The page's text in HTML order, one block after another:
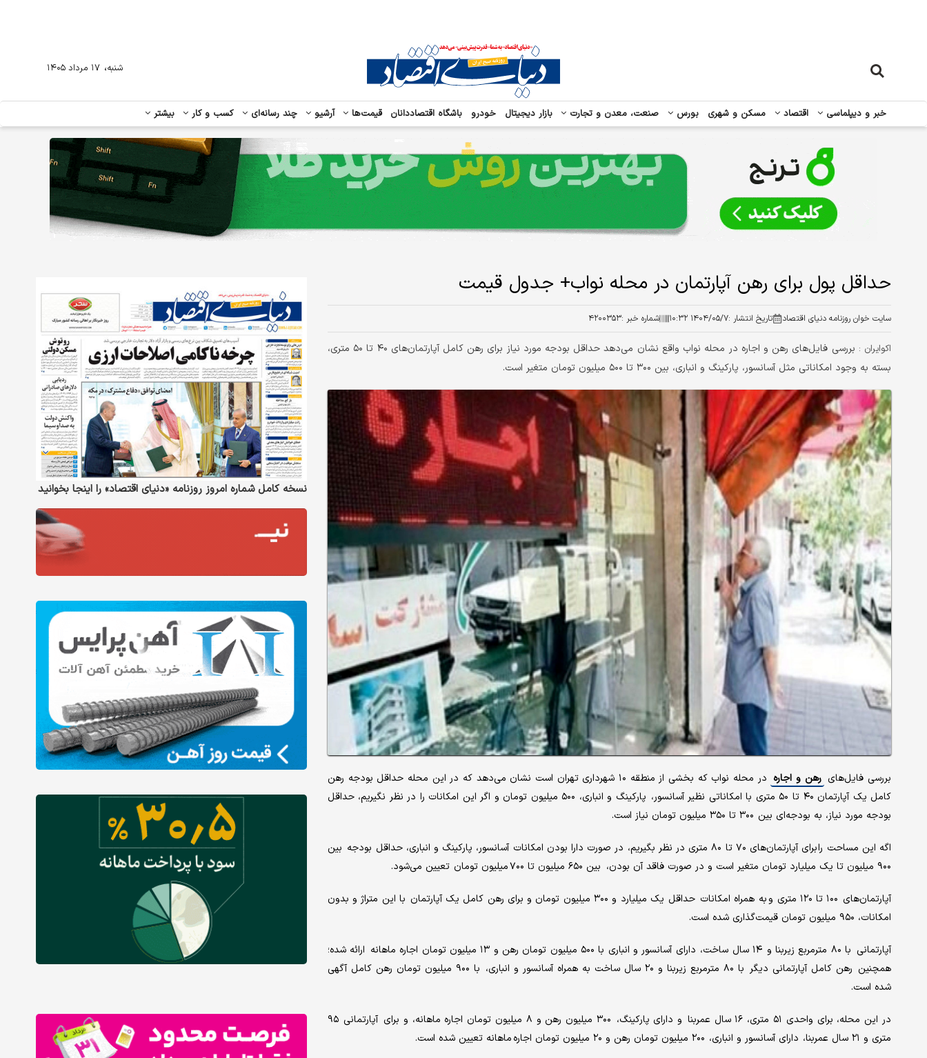
خبر و دیپلماسی اقتصاد مسکن و شهری بورس صنعت، معدن و تجارت بازار دیجیتال خودرو باشگاه اقتصاددانان قیمت‌ها آرشیو چند رسانه‌ای کسب و کار بیشتر
شنبه، ۱۷ مرداد ۱۴۰۵
حداقل پول برای رهن آپارتمان در محله نواب+ جدول قیمت
سایت خوان روزنامه دنیای اقتصاد تاریخ انتشار :۱۴۰۴/۰۵/۷ ۱۰:۳۲ شماره خبر :۴۲۰۰۳۵۳
اکوایران :
بررسی فایل‌های رهن و اجاره در محله نواب واقع نشان می‌دهد حداقل بودجه مورد نیاز برای رهن کامل آپارتمان‌های ۴۰ تا ۵۰ متری،
بسته به وجود امکاناتی مثل آسانسور، پارکینگ و انباری، بین ۳۰۰ تا ۵۰۰ میلیون تومان متغیر است.
بررسی فایل‌های رهن و اجاره
در محله نواب که بخشی از منطقه ۱۰ شهرداری تهران است نشان می‌دهد که در این محله حداقل بودجه رهن
کامل یک آپارتمان ۴۰ تا ۵۰ متری با امکاناتی نظیر آسانسور، پارکینگ و انباری، ۵۰۰ میلیون تومان و اگر این امکانات را در نظر نگیریم، حداقل
بودجه مورد نیاز، به بودجه‌ای بین ۳۰۰ تا ۳۵۰ میلیون تومان نیاز است.
اگه این مساحت را برای آپارتمان‌های ۷۰ تا ۸۰ متری در نظر بگیریم، در صورت دارا بودن امکانات آسانسور، پارکینگ و انباری، حداقل بودجه بین
۹۰۰ میلیون تا یک میلیارد تومان متغیر است و در صورت فاقد آن بودن، بین ۶۵۰ میلیون تا ۷۰۰ میلیون تومان تعیین می‌شود.
آپارتمان‌های ۱۰۰ تا ۱۲۰ متری و به همراه امکانات حداقل یک میلیارد و ۳۰۰ میلیون تومان و برای رهن کامل یک آپارتمان با این متراژ و بدون
امکانات، ۹۵۰ میلیون تومان قیمت‌گذاری شده است.
آپارتمانی با ۸۰ مترمربع زیربنا و ۱۴ سال ساخت، دارای آسانسور و انباری با ۵۰۰ میلیون تومان رهن و ۱۳ میلیون تومان اجاره ماهانه ارائه شده؛
همچنین رهن کامل آپارتمانی دیگر با ۸۰ مترمربع زیربنا و ۲۰ سال ساخت به همراه آسانسور و انباری، با ۹۰۰ میلیون تومان رهن کامل آگهی
شده است.
در این محله، برای واحدی ۵۱ متری، ۱۶ سال عمربنا و دارای پارکینگ، ۳۰۰ میلیون رهن و ۸ میلیون تومان اجاره ماهانه، و برای آپارتمانی ۹۵
متری و ۲۱ سال عمربنا، دارای آسانسور و انباری، ۲۰۰ میلیون تومان رهن و ۲۰ میلیون تومان اجاره ماهانه تعیین شده است.
نسخه کامل شماره امروز روزنامه «دنیای‌ اقتصاد» را اینجا بخوانید